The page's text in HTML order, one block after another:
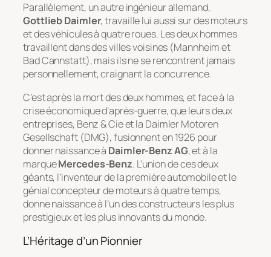
Parallèlement, un autre ingénieur allemand,
Gottlieb Daimler, travaille lui aussi sur des moteurs
et des véhicules à quatre roues. Les deux hommes
travaillent dans des villes voisines (Mannheim et
Bad Cannstatt), mais ils ne se rencontrent jamais
personnellement, craignant la concurrence.
C’est après la mort des deux hommes, et face à la
crise économique d’après-guerre, que leurs deux
entreprises, Benz & Cie et la Daimler Motoren
Gesellschaft (DMG), fusionnent en 1926 pour
donner naissance à Daimler-Benz AG, et à la
marqueMercedes-Benz. L’union de ces deux
géants, l’inventeur de la première automobile et le
génial concepteur de moteurs à quatre temps,
donne naissance à l’un des constructeurs les plus
prestigieux et les plus innovants du monde.
L’Héritage d’un Pionnier